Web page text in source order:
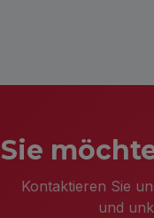
Sie
Kontaktieren Sie
und